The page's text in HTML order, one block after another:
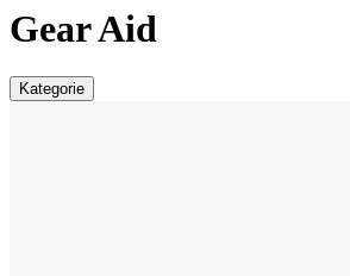
Gear Aid
Kategorie